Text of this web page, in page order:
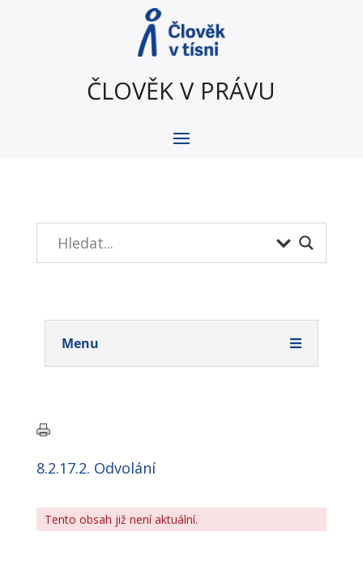
ČLOVĚK V PRÁVU
Menu
8.2.17.2. Odvolání
Tento obsah již není aktuální.